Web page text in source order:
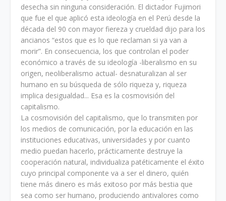
desecha sin ninguna consideración. El dictador Fujimori
que fue el que aplicó esta ideología en el Perú desde la
década del 90 con mayor fiereza y crueldad dijo para los
ancianos “estos que es lo que reclaman si ya van a
morir”. En consecuencia, los que controlan el poder
económico a través de su ideología -liberalismo en su
origen, neoliberalismo actual- desnaturalizan al ser
humano en su búsqueda de sólo riqueza y, riqueza
implica desigualdad... Esa es la cosmovisión del
capitalismo.
La cosmovisión del capitalismo, que lo transmiten por
los medios de comunicación, por la educación en las
instituciones educativas, universidades y por cuanto
medio puedan hacerlo, prácticamente destruye la
cooperación natural, individualiza patéticamente el éxito
cuyo principal componente va a ser el dinero, quién
tiene más dinero es más exitoso por más bestia que
sea como ser humano, produciendo antivalores como